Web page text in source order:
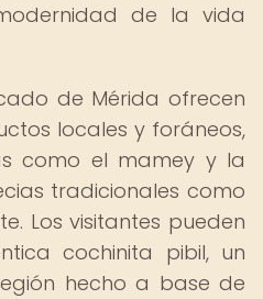
de la vida
de Mérida ofrecen
locales y foráneos,
como el mamey y la
tradicionales como
Los visitantes pueden
cochinita pibil, un
hecho a base de